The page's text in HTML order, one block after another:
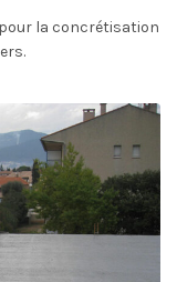
la concrétisation